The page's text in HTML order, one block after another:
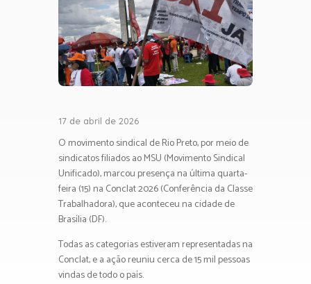
17 de abril de 2026
O movimento sindical de Rio Preto, por meio de
sindicatos filiados ao MSU (Movimento Sindical
Unificado), marcou presença na última quarta-
feira (15) na Conclat 2026 (Conferência da Classe
Trabalhadora), que aconteceu na cidade de
Brasília (DF).
Todas as categorias estiveram representadas na
Conclat, e a ação reuniu cerca de 15 mil pessoas
vindas de todo o país.